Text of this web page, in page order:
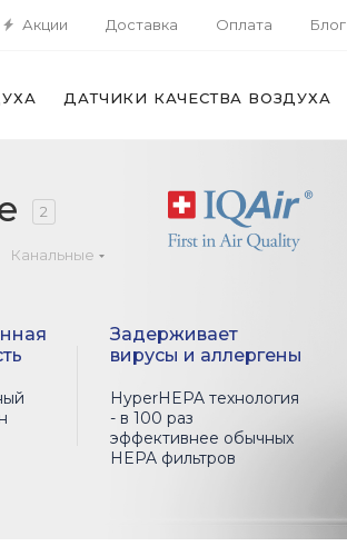
Акции Доставка Оплата Блог
ДАТЧИКИ КАЧЕСТВА ВОЗДУХА
2
Канальные
Задерживает
вирусы и аллергены
HyperHEPA технология
- в 100 раз
эффективнее обычных
HEPA фильтров